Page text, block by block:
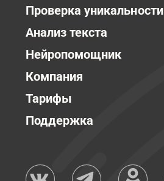
Проверка уникальности
Анализ текста
Нейропомощник
Компания
Тарифы
Поддержка